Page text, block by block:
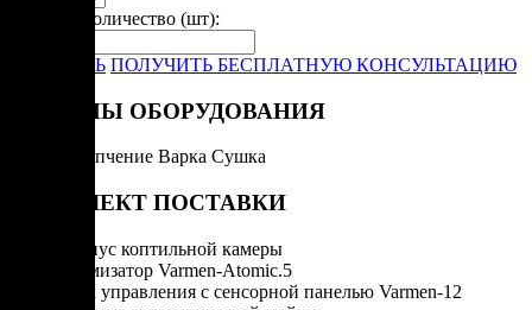
Укажите количество (шт):
ЗАКАЗАТЬ ПОЛУЧИТЬ БЕСПЛАТНУЮ КОНСУЛЬТАЦИЮ
РЕЖИМЫ ОБОРУДОВАНИЯ
Горячее копчение Варка Сушка
КОМПЛЕКТ ПОСТАВКИ
Корпус коптильной камеры
Атомизатор Varmen-Atomic.5
Блок управления с сенсорной панелью Varmen-12